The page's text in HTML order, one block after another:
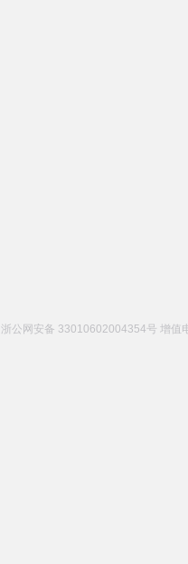
浙公网安备 33010602004354号 增值